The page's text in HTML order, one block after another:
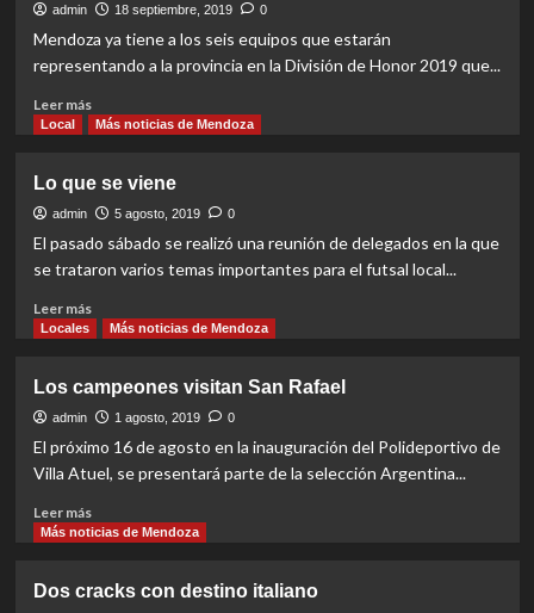
gran
festejo
admin 18 septiembre, 2019 0
Mendoza ya tiene a los seis equipos que estarán
representando a la provincia en la División de Honor 2019 que...
Leer másRead
more
también
va
a
Local Más noticias de Mendoza
Lo que se viene
admin 5 agosto, 2019 0
El pasado sábado se realizó una reunión de delegados en la que
se trataron varios temas importantes para el futsal local...
Leer másRead
more
que
se
viene
Locales Más noticias de Mendoza
Los campeones visitan San Rafael
admin 1 agosto, 2019 0
El próximo 16 de agosto en la inauguración del Polideportivo de
Villa Atuel, se presentará parte de la selección Argentina...
Leer másRead
more
campeones
Más noticias de Mendoza
Dos cracks con destino italiano